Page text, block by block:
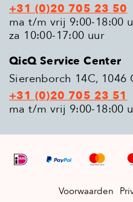
+31 (0)20 705 23 50
ma t/m vrij 9:00-18:00
za 10:00-17:00 uur
QicQ Service Center
Sierenborch 14C, 1046
+31 (0)20 705 23 51
ma t/m vrij 9:00-18:00
Voorwaarden